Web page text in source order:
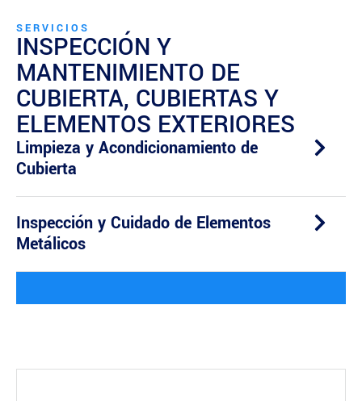
SERVICIOS
INSPECCIÓN Y
MANTENIMIENTO DE
CUBIERTA, CUBIERTAS Y
ELEMENTOS EXTERIORES
Limpieza y Acondicionamiento de
Cubierta
Inspección y Cuidado de Elementos
Metálicos